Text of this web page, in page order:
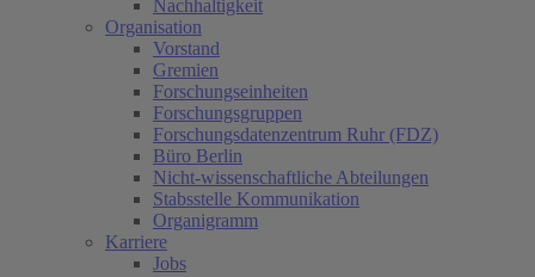
Nachhaltigkeit
Organisation
Vorstand
Gremien
Forschungseinheiten
Forschungsgruppen
Forschungsdatenzentrum Ruhr (FDZ)
Büro Berlin
Nicht-wissenschaftliche Abteilungen
Stabsstelle Kommunikation
Organigramm
Karriere
Jobs